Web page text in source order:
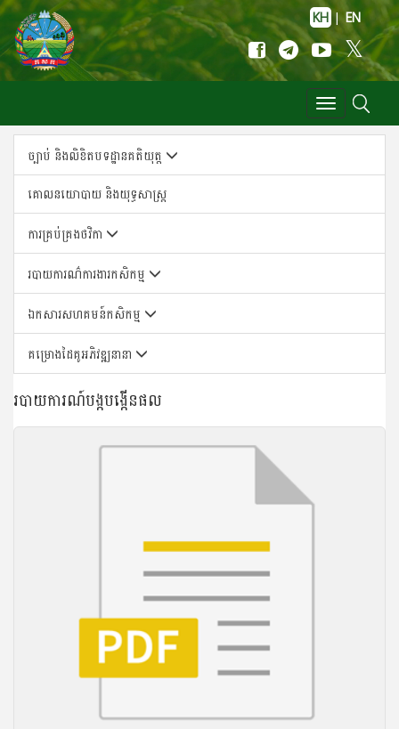
KH | EN
Toggle
navigation
ច្បាប់ និងលិខិតបទដ្ឋានគតិយុត្ត
គោលន​យោបាយ និង​យុទ្ធសា​ស្ត្រ
ការគ្រប់គ្រងថវិកា
របាយការណ៌ការងារកសិកម្ម
ឯកសារសហគមន៍កសិកម្ម
គម្រោងដៃគូអភិវឌ្ឍនានា
របាយការណ៍បង្កបង្កើនផល